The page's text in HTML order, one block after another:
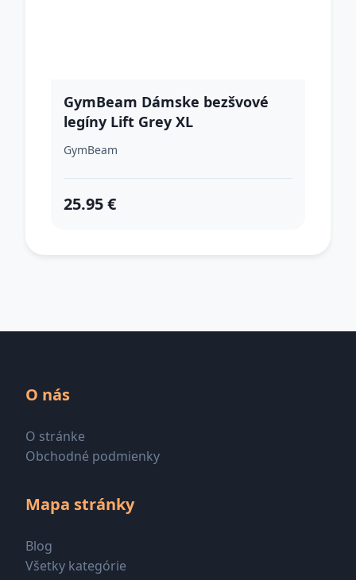
GymBeam Dámske bezšvové
legíny Lift Grey XL
GymBeam
25.95 €
O nás
O stránke
Obchodné podmienky
Mapa stránky
Blog
Všetky kategórie